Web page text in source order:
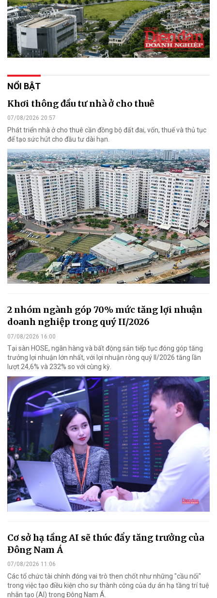
NỔI BẬT
Khơi thông đầu tư nhà ở cho thuê
07/08/2026 20:57
Phát triển nhà ở cho thuê cần đồng bộ đất đai, vốn, thuế và thủ tục
để tạo sức hút cho đầu tư dài hạn.
2 nhóm ngành góp 70% mức tăng lợi nhuận
doanh nghiệp trong quý II/2026
07/08/2026 16:00
Tại sàn HOSE, ngân hàng và bất động sản tiếp tục đóng góp tăng
trưởng lợi nhuận lớn nhất, với lợi nhuận ròng quý II/2026 tăng lần
lượt 24,6% và 232% so với cùng kỳ.
Cơ sở hạ tầng AI sẽ thúc đẩy tăng trưởng của
Đông Nam Á
07/08/2026 11:06
Các tổ chức tài chính đóng vai trò then chốt như những "cầu nối"
trong việc tạo điều kiện cho sự thành công của dự án hạ tầng trí tuệ
nhân tạo (AI) trong Đông Nam Á.